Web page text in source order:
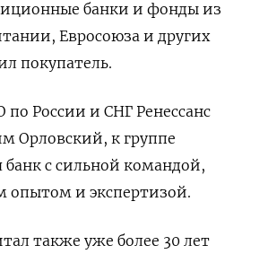
банки и фонды из
Евросоюза и других
покупатель.
по России и СНГ Ренессанс
Орловский, к группе
банк с сильной командой,
и ​экспертизой.
⁠также уже более 30 лет